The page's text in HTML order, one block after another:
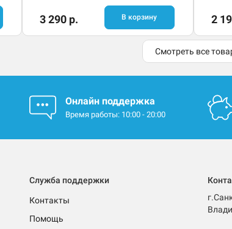
3 290 р. В корзину 2
Смотреть все
Онлайн поддержка
Время работы: 10:00 - 20:00
Служба поддержки
Контакты
Помощь